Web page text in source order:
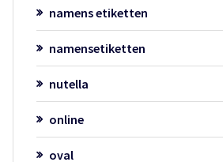
namens etiketten
namensetiketten
nutella
online
oval